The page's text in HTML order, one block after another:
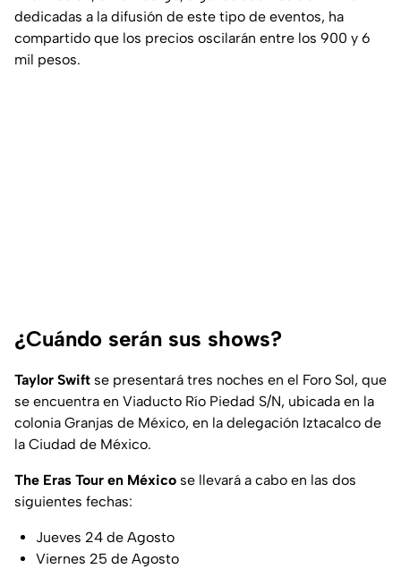
dedicadas a la difusión de este tipo de eventos, ha
compartido que los precios oscilarán entre los 900 y 6
mil pesos.
¿Cuándo serán sus shows?
Taylor Swift se presentará tres noches en el Foro Sol, que
se encuentra en Viaducto Río Piedad S/N, ubicada en la
colonia Granjas de México, en la delegación Iztacalco de
la Ciudad de México.
The Eras Tour en México se llevará a cabo en las dos
siguientes fechas:
Jueves 24 de Agosto
Viernes 25 de Agosto